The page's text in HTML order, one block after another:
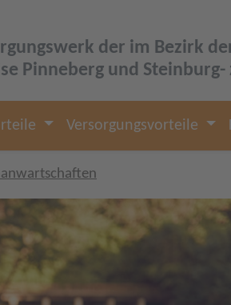
der im Bezirk
Pinneberg und
Versorgungsvorteile